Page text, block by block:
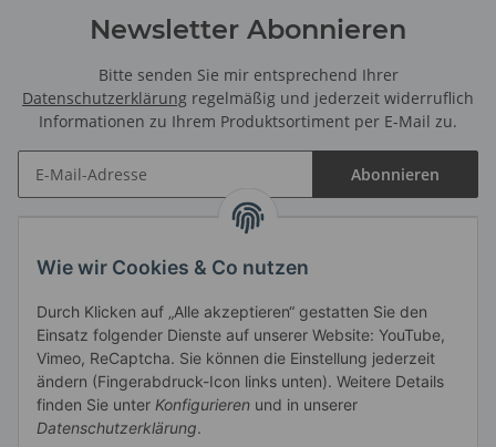
Newsletter Abonnieren
Bitte senden Sie mir entsprechend Ihrer
Datenschutzerklärung regelmäßig und jederzeit widerruflich
Informationen zu Ihrem Produktsortiment per E-Mail zu.
Abonnieren
Informationen
Gesetzliche Informationen
Händlerbund
Wie wir Cookies & Co nutzen
Durch Klicken auf „Alle akzeptieren“ gestatten Sie den
Einsatz folgender Dienste auf unserer Website: YouTube,
Vimeo, ReCaptcha. Sie können die Einstellung jederzeit
ändern (Fingerabdruck-Icon links unten). Weitere Details
finden Sie unter Konfigurieren und in unserer
Datenschutzerklärung.